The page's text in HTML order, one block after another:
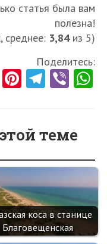
статья была вам
полезна!
среднее: 3,84из 5)
Поделитесь:
Li
dI
n
Pi
es
t
Te
a
m
Vi
теме
коса в станице
Благовещенская